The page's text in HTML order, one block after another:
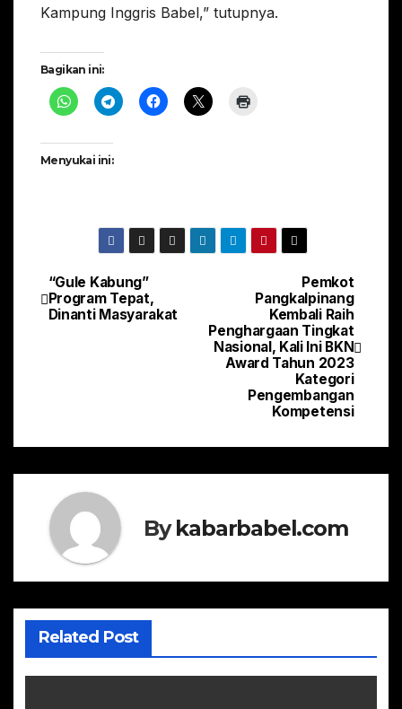
Kampung Inggris Babel,” tutupnya.
Bagikan ini:
Menyukai ini:
Navigasi
pos
Pemkot
Pangkalpinang
Kembali Raih
Penghargaan Tingkat
Nasional, Kali Ini BKN
Award Tahun 2023
Kategori
Pengembangan
Kompetensi
“Gule Kabung”
Program Tepat,
Dinanti Masyarakat
Bykabarbabel.com
Related Post